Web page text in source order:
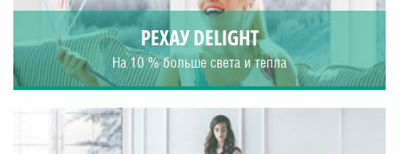
РЕХАУ DELIGHT
На 10 % больше света и тепла